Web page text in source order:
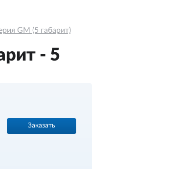
GM (5 габарит)
- 5
Заказать